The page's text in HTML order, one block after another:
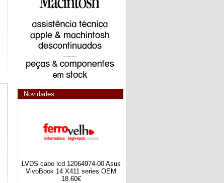
Novidades
LVDS cabo lcd 12064974-00 Asus
VivoBook 14 X411 series OEM
18.60€